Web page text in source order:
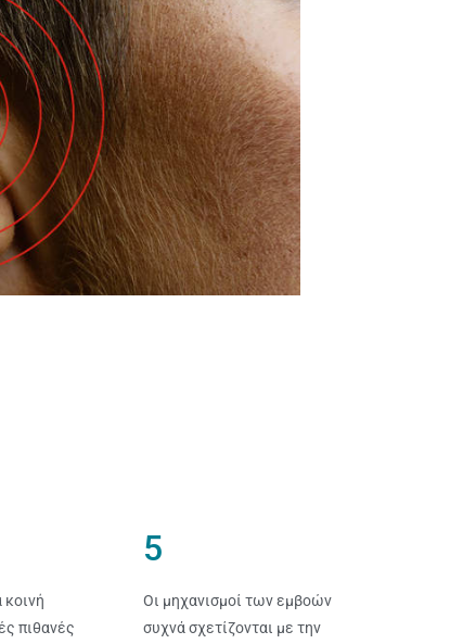
κοινή
πιθανές
5
Οι μηχανισμοί των εμβοών
συχνά σχετίζονται με την